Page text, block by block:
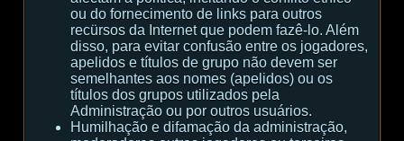
ou do fornecimento de links para outros
recürsos da Internet que podem fazê-lo. Além
disso, para evitar confusão entre os jogadores,
apelidos e títulos de grupo não devem ser
semelhantes aos nomes (apelidos) ou os
títulos dos grupos utilizados pela
Administração ou por outros usuários.
Humilhação e difamação da administração,